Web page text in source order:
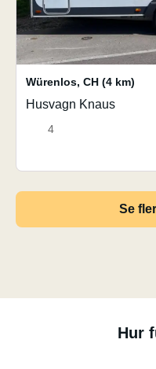
Würenlos, CH (4 km)
Husvagn Knaus
4
Se
Hur